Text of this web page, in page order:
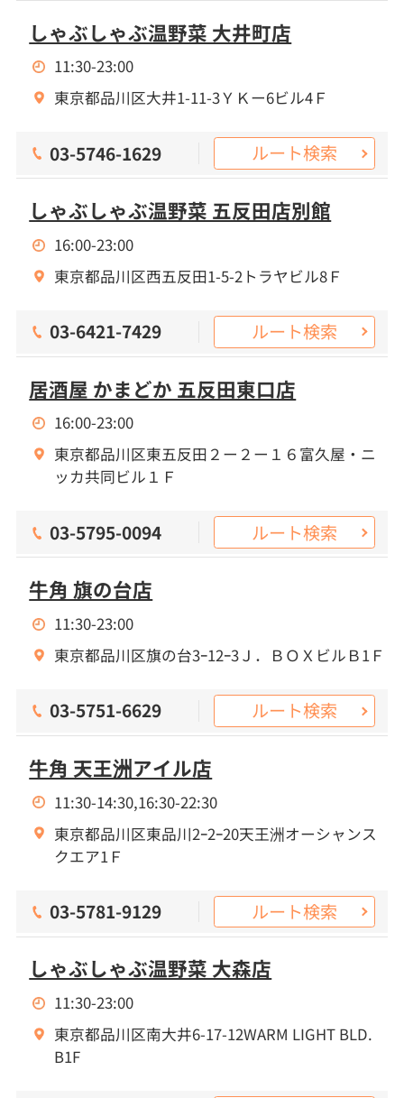
しゃぶしゃぶ温野菜 大井町店
11:30-23:00
東京都品川区大井1-11-3ＹＫー6ビル4Ｆ
03-5746-1629 ルート検索
しゃぶしゃぶ温野菜 五反田店別館
16:00-23:00
東京都品川区西五反田1-5-2トラヤビル8Ｆ
03-6421-7429 ルート検索
居酒屋 かまどか 五反田東口店
16:00-23:00
東京都品川区東五反田２ー２ー１６富久屋・ニ
ッカ共同ビル１Ｆ
03-5795-0094 ルート検索
牛角 旗の台店
11:30-23:00
東京都品川区旗の台3ｰ12ｰ3Ｊ．ＢＯＸビルＢ1Ｆ
03-5751-6629 ルート検索
牛角 天王洲アイル店
11:30-14:30,16:30-22:30
東京都品川区東品川2ｰ2ｰ20天王洲オーシャンス
クエア1Ｆ
03-5781-9129 ルート検索
しゃぶしゃぶ温野菜 大森店
11:30-23:00
東京都品川区南大井6-17-12WARM LIGHT BLD.
B1F